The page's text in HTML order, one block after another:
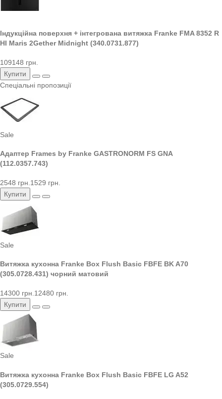
Індукційна поверхня + інтегрована витяжка Franke FMA 8352 R
HI Maris 2Gether Midnight (340.0731.877)
109148 грн.
Купити
Спеціальні пропозиції
Sale
Адаптер Frames by Franke GASTRONORM FS GNA
(112.0357.743)
2548 грн. 1529 грн.
Купити
Sale
Витяжка кухонна Franke Box Flush Basic FBFE BK A70
(305.0728.431) чорний матовий
14300 грн. 12480 грн.
Купити
Sale
Витяжка кухонна Franke Box Flush Basic FBFE LG A52
(305.0729.554)